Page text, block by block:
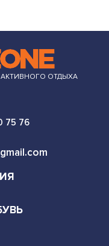
АКТИВНОГО ОТДЫХА
75 76